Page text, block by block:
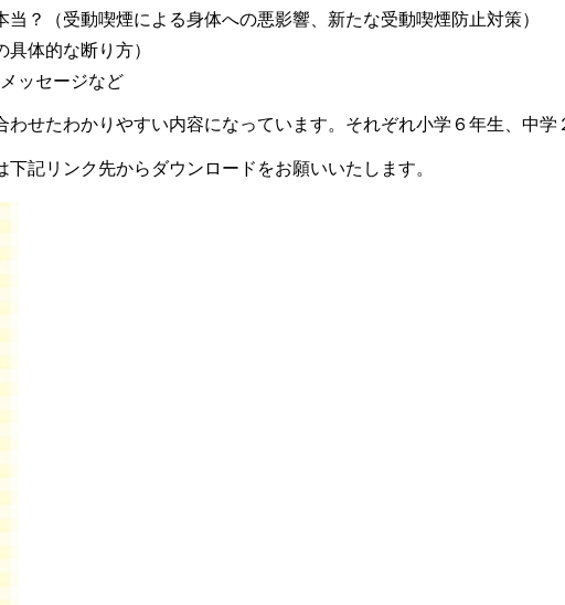
？（受動喫煙による身体への悪影響、新たな受動喫煙防止対策）
体的な断り方）
ッセージなど
せたわかりやすい内容になっています。それぞれ小学６年生、中学
記リンク先からダウンロードをお願いいたします。